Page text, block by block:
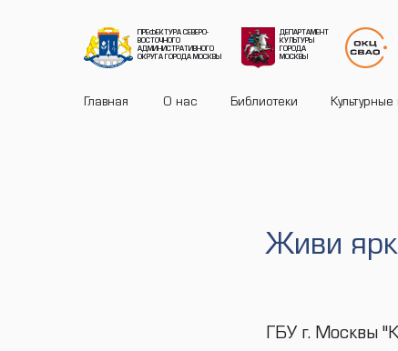
ПРЕФЕКТУРА СЕВЕРО-
ВОСТОЧНОГО
АДМИНИСТРАТИВНОГО
ОКРУГА ГОРОДА МОСКВЫ
ДЕПАРТАМЕНТ
КУЛЬТУРЫ
ГОРОДА
МОСКВЫ
Главная О нас Библиотеки
Живи
ГБУ г. Москвы